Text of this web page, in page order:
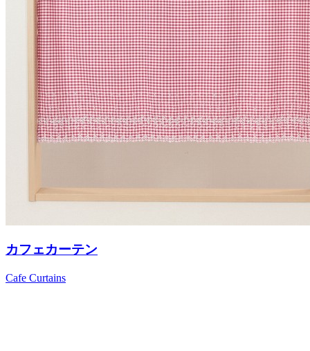
カフェカーテン
Cafe Curtains